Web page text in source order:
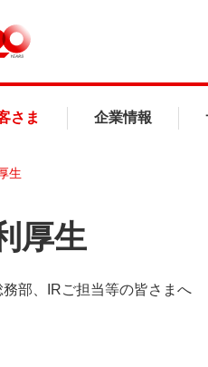
さま 企業情報
生
厚生
部、IRご担当等の皆さまへ